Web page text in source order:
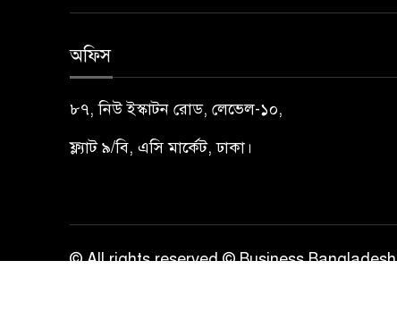
অফিস
৮৭, নিউ ইস্কাটন রোড, লেভেল-১০,
ফ্ল্যাট ৯/বি, এসি মার্কেট, ঢাকা।
© All rights reserved © Business Bangladesh